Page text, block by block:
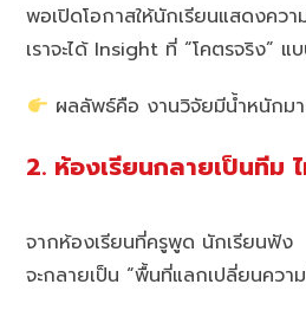
พอเปิดโอกาสให้นักเรียนแสดงควา
เราจะได้ Insight ที่ “โคตรจริง” แ
ผลลัพธ์คือ งานวิจัยมีน้ำหนักม
2. ห้องเรียนกลายเป็นทีม ไ
จากห้องเรียนที่ครูพูด นักเรียนฟัง
จะกลายเป็น “พื้นที่แลกเปลี่ยนควา